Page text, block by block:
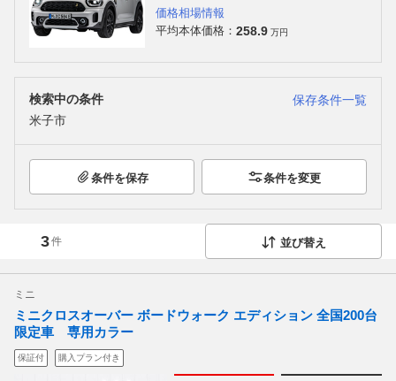
価格相場情報
平均本体価格： 258.9 万円
検索中の条件
保存条件一覧
米子市
条件を保存 条件を変更
3件 並び替え
ミニ
ミニクロスオーバー ボードウォーク エディション 全国200台
限定車 専用カラー
保証付 購入プラン付き